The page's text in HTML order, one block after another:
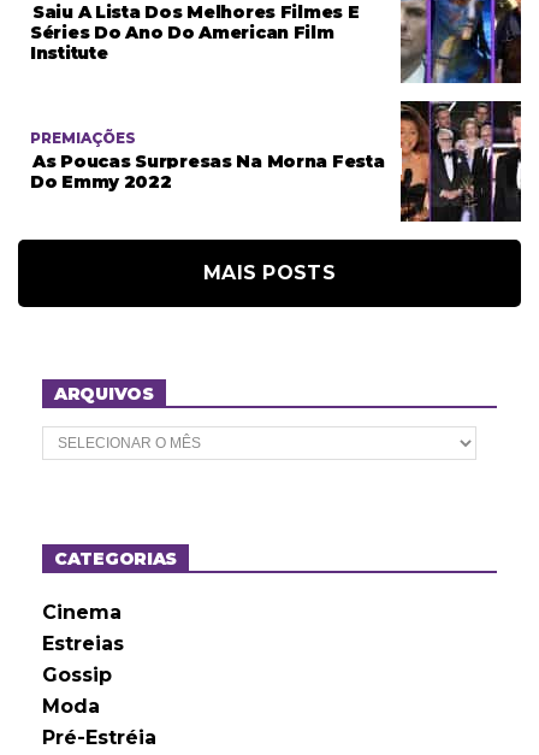
Saiu A Lista Dos Melhores Filmes E
Séries Do Ano Do American Film
Institute
PREMIAÇÕES
As Poucas Surpresas Na Morna Festa
Do Emmy 2022
MAIS POSTS
ARQUIVOS
A
r
o
sCATEGORIAS
Cinema
Estreias
Gossip
Moda
Pré-Estréia